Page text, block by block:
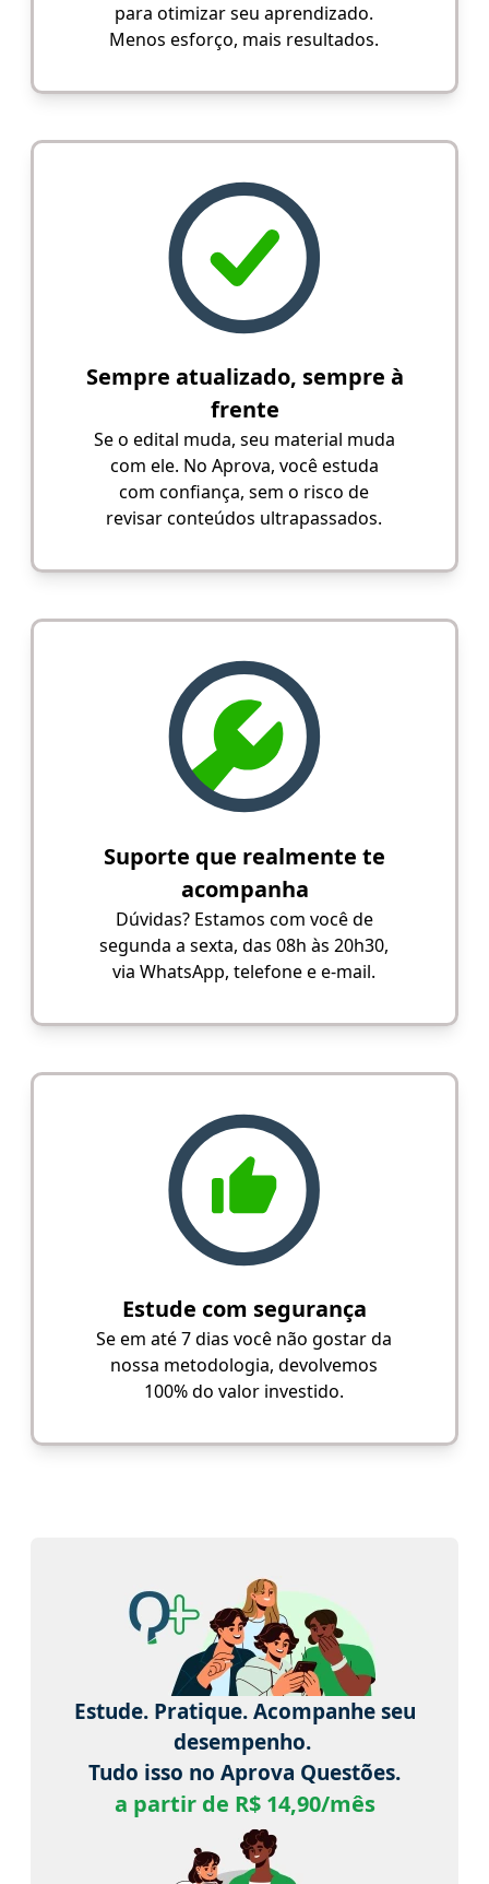
para otimizar seu aprendizado.
Menos esforço, mais resultados.
Sempre atualizado, sempre à
frente
Se o edital muda, seu material muda
com ele. No Aprova, você estuda
com confiança, sem o risco de
revisar conteúdos ultrapassados.
Suporte que realmente te
acompanha
Dúvidas? Estamos com você de
segunda a sexta, das 08h às 20h30,
via WhatsApp, telefone e e-mail.
Estude com segurança
Se em até 7 dias você não gostar da
nossa metodologia, devolvemos
100% do valor investido.
Estude. Pratique. Acompanhe seu
desempenho.
Tudo isso no Aprova Questões.
a partir de R$ 14,90/mês